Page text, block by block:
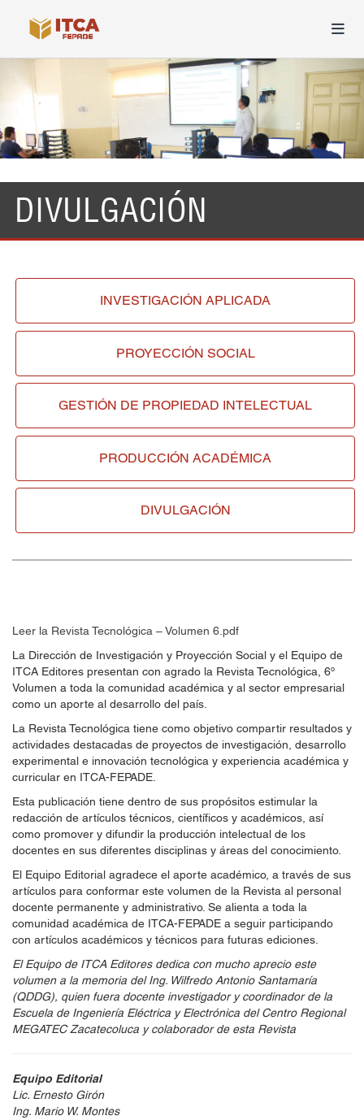
DIVULGACIÓN
INVESTIGACIÓNAPLICADA
PROYECCIÓN SOCIAL
GESTIÓN DE PROPIEDAD INTELECTUAL
PRODUCCIÓN ACADÉMICA
DIVULGACIÓN
Leer la Revista Tecnológica – Volumen 6.pdf
La Dirección de Investigación y Proyección Social y el Equipo de
ITCA Editores presentan con agrado la Revista Tecnológica, 6º
Volumen a toda la comunidad académica y al sector empresarial
como un aporte al desarrollo del país.
La Revista Tecnológica tiene como objetivo compartir resultados y
actividades destacadas de proyectos de investigación, desarrollo
experimental e innovación tecnológica y experiencia académica y
curricular en ITCA-FEPADE.
Esta publicación tiene dentro de sus propósitos estimular la
redacción de artículos técnicos, científicos y académicos, así
como promover y difundir la producción intelectual de los
docentes en sus diferentes disciplinas y áreas del conocimiento.
El Equipo Editorial agradece el aporte académico, a través de sus
artículos para conformar este volumen de la Revista al personal
docente permanente y administrativo. Se alienta a toda la
comunidad académica de ITCA-FEPADE a seguir participando
con artículos académicos y técnicos para futuras ediciones.
El Equipo de ITCA Editores dedica con mucho aprecio este
volumen a la memoria del Ing. Wilfredo Antonio Santamaría
(QDDG), quien fuera docente investigador y coordinador de la
Escuela de Ingeniería Eléctrica y Electrónica del Centro Regional
MEGATEC Zacatecoluca y colaborador de esta Revista
Equipo Editorial
Lic. Ernesto Girón
Ing. Mario W. Montes